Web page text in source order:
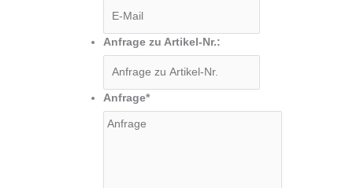
Anfrage zu Artikel-Nr.:
Anfrage*